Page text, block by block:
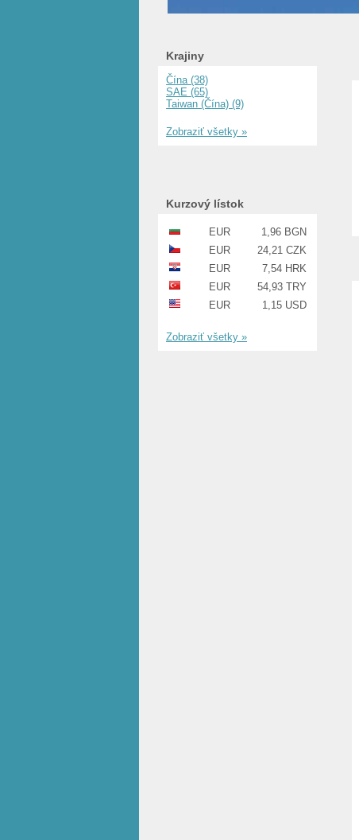
Krajiny
Čína (38)
SAE (65)
Taiwan (Čína) (9)
Zobraziť všetky »
Kurzový lístok
EUR
1,96 BGN
EUR
24,21 CZK
EUR
7,54 HRK
EUR
54,93 TRY
EUR
1,15 USD
Zobraziť všetky »